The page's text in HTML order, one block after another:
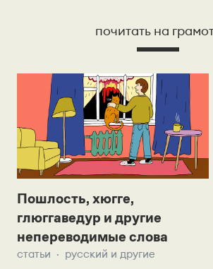
почитать на
Пошлость, хюгге,
глюггаведур и другие
непереводимые слова
статьи русский и другие